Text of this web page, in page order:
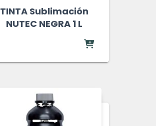
TINTA Sublimación
NUTEC NEGRA 1 L